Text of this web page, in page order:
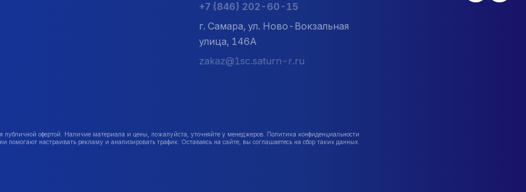
+7 (846) 202-60-15
г. Самара, ул. Ново-Вокзальная
улица, 146А
zakaz@1sc.saturn-r.ru
офертой. Наличие материала и цены, пожалуйста, уточняйте у менеджеров. Политика конфиденциальности
настраивать рекламу и анализировать трафик. Оставаясь на сайте, вы соглашаетесь на сбор таких данных.